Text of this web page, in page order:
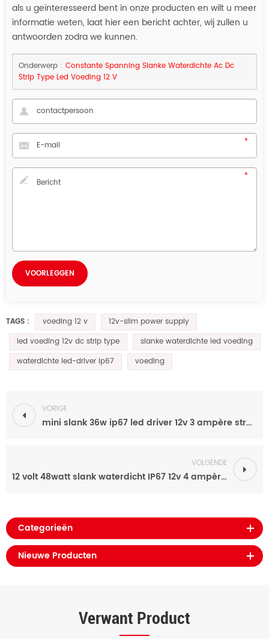
als u geïnteresseerd bent in onze producten en wilt u meer
informatie weten, laat hier een bericht achter, wij zullen u
antwoorden zodra we kunnen.
Onderwerp : Constante Spanning Slanke Waterdichte Ac Dc
Strip Type Led Voeding 12 V
TAGS : voeding 12 v
12v-slim power supply
led voeding 12v dc strip type
slanke waterdichte led voeding
waterdichte led-driver ip67
voeding
VORIGE
mini slank 36w ip67 led driver 12v 3 ampère stroomvoorziening met ce etl rohs
VOLGENDE
12 volt 48watt slank waterdicht IP67 12v 4 ampère voeding voor led spiegel
Categorieën
Nieuwe Producten
Verwant Product